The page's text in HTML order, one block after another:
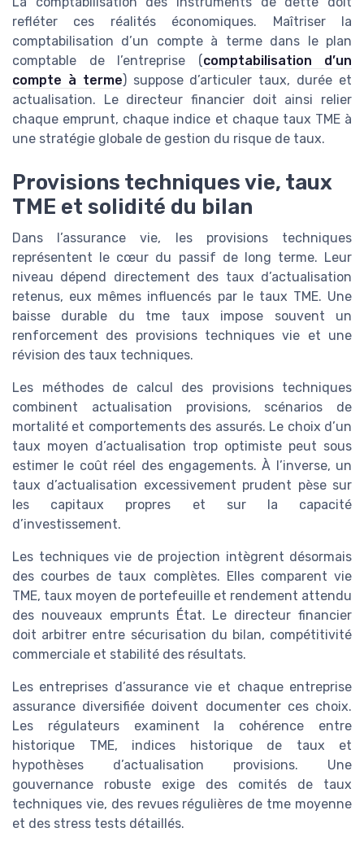
refléter ces réalités économiques. Maîtriser la
comptabilisation d’un compte à terme dans le plan
comptable de l’entreprise (comptabilisation d’un
compte à terme) suppose d’articuler taux, durée et
actualisation. Le directeur financier doit ainsi relier
chaque emprunt, chaque indice et chaque taux TME à
une stratégie globale de gestion du risque de taux.
Provisions techniques vie, taux
TME et solidité du bilan
Dans l’assurance vie, les provisions techniques
représentent le cœur du passif de long terme. Leur
niveau dépend directement des taux d’actualisation
retenus, eux mêmes influencés par le taux TME. Une
baisse durable du tme taux impose souvent un
renforcement des provisions techniques vie et une
révision des taux techniques.
Les méthodes de calcul des provisions techniques
combinent actualisation provisions, scénarios de
mortalité et comportements des assurés. Le choix d’un
taux moyen d’actualisation trop optimiste peut sous
estimer le coût réel des engagements. À l’inverse, un
taux d’actualisation excessivement prudent pèse sur
les capitaux propres et sur la capacité
d’investissement.
Les techniques vie de projection intègrent désormais
des courbes de taux complètes. Elles comparent vie
TME, taux moyen de portefeuille et rendement attendu
des nouveaux emprunts État. Le directeur financier
doit arbitrer entre sécurisation du bilan, compétitivité
commerciale et stabilité des résultats.
Les entreprises d’assurance vie et chaque entreprise
assurance diversifiée doivent documenter ces choix.
Les régulateurs examinent la cohérence entre
historique TME, indices historique de taux et
hypothèses d’actualisation provisions. Une
gouvernance robuste exige des comités de taux
techniques vie, des revues régulières de tme moyenne
et des stress tests détaillés.